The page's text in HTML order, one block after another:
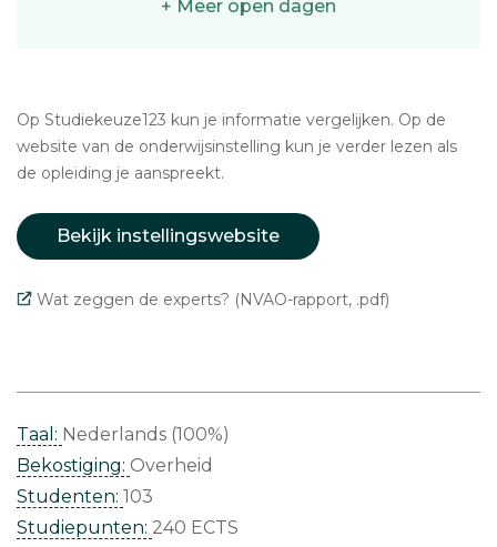
+ Meer open dagen
Op Studiekeuze123 kun je informatie vergelijken. Op de
website van de onderwijsinstelling kun je verder lezen als
de opleiding je aanspreekt.
Bekijk instellingswebsite
Wat zeggen de experts? (NVAO-rapport, .pdf)
Taal: Nederlands (100%)
Bekostiging: Overheid
Studenten: 103
Studiepunten: 240 ECTS